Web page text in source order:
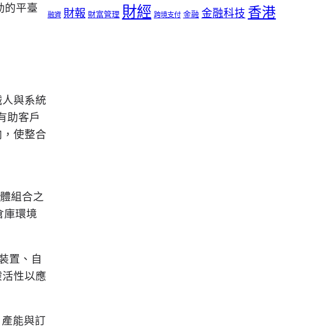
的平臺
與系統
助客戶
使整合
組合之
庫環境
置、自
性以應
能與訂
融資 財報 財富管理 財經 跨境支付 金融 金融科技香港